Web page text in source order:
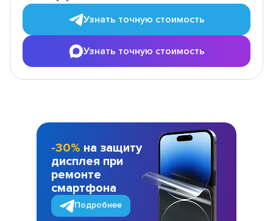
Узнать точную стоимость
Узнать точную стоимость
-30% на защиту
дисплея при
ремонте
смартфона
Подробнее